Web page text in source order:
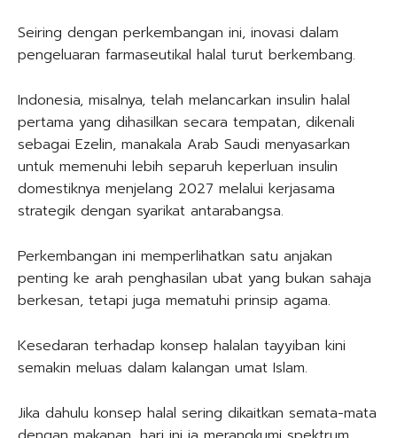
Seiring dengan perkembangan ini, inovasi dalam
pengeluaran farmaseutikal halal turut berkembang.
Indonesia, misalnya, telah melancarkan insulin halal
pertama yang dihasilkan secara tempatan, dikenali
sebagai Ezelin, manakala Arab Saudi menyasarkan
untuk memenuhi lebih separuh keperluan insulin
domestiknya menjelang 2027 melalui kerjasama
strategik dengan syarikat antarabangsa.
Perkembangan ini memperlihatkan satu anjakan
penting ke arah penghasilan ubat yang bukan sahaja
berkesan, tetapi juga mematuhi prinsip agama.
Kesedaran terhadap konsep halalan tayyiban kini
semakin meluas dalam kalangan umat Islam.
Jika dahulu konsep halal sering dikaitkan semata-mata